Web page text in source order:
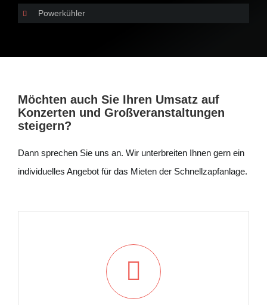
Powerkühler
Möchten auch Sie Ihren Umsatz auf
Konzerten und Großveranstaltungen
steigern?
Dann sprechen Sie uns an. Wir unterbreiten Ihnen gern ein
individuelles Angebot für das Mieten der Schnellzapfanlage.